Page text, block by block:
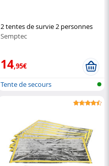
2 tentes de survie 2 personnes
Semptec
14,95€
Tente de secours